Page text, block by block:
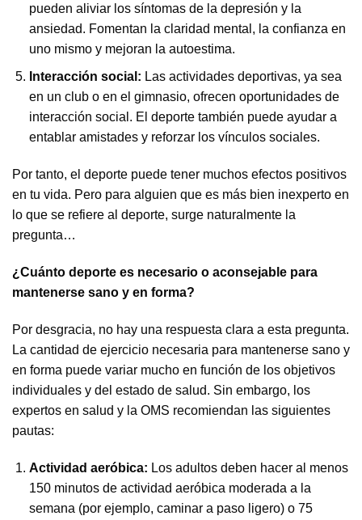
pueden aliviar los síntomas de la depresión y la
ansiedad. Fomentan la claridad mental, la confianza en
uno mismo y mejoran la autoestima.
Interacción social: Las actividades deportivas, ya sea
en un club o en el gimnasio, ofrecen oportunidades de
interacción social. El deporte también puede ayudar a
entablar amistades y reforzar los vínculos sociales.
Por tanto, el deporte puede tener muchos efectos positivos
en tu vida. Pero para alguien que es más bien inexperto en
lo que se refiere al deporte, surge naturalmente la
pregunta…
¿Cuánto deporte es necesario o aconsejable para
mantenerse sano y en forma?
Por desgracia, no hay una respuesta clara a esta pregunta.
La cantidad de ejercicio necesaria para mantenerse sano y
en forma puede variar mucho en función de los objetivos
individuales y del estado de salud. Sin embargo, los
expertos en salud y la OMS recomiendan las siguientes
pautas:
Actividad aeróbica: Los adultos deben hacer al menos
150 minutos de actividad aeróbica moderada a la
semana (por ejemplo, caminar a paso ligero) o 75